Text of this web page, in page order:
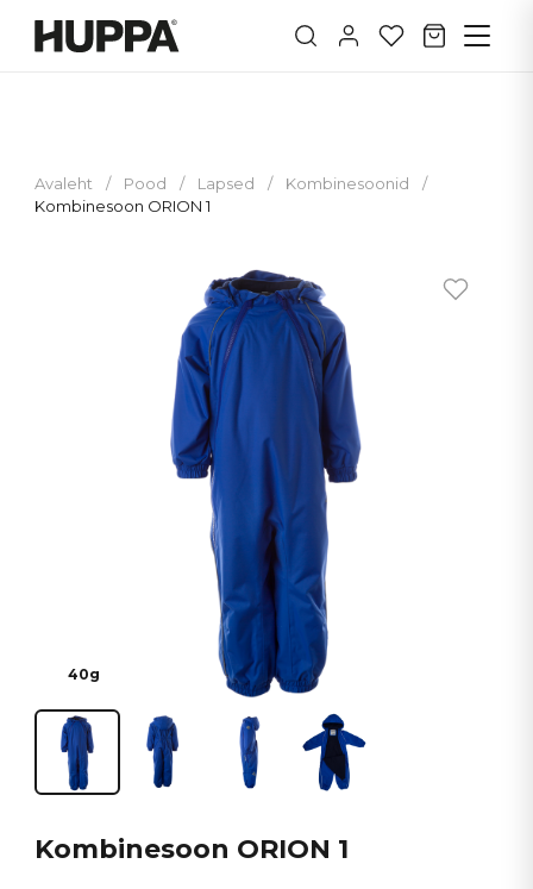
Avaleht / Pood / Lapsed / Kombinesoonid
/
Kombinesoon ORION 1
40g
Kombinesoon ORION 1